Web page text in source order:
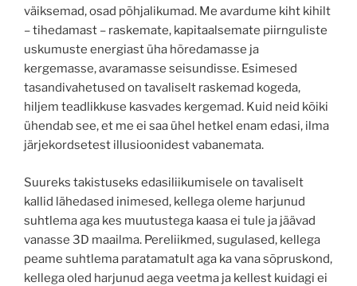
väiksemad, osad põhjalikumad. Me avardume kiht kihilt
– tihedamast – raskemate, kapitaalsemate piirnguliste
uskumuste energiast üha hõredamasse ja
kergemasse, avaramasse seisundisse. Esimesed
tasandivahetused on tavaliselt raskemad kogeda,
hiljem teadlikkuse kasvades kergemad. Kuid neid kõiki
ühendab see, et me ei saa ühel hetkel enam edasi, ilma
järjekordsetest illusioonidest vabanemata.
Suureks takistuseks edasiliikumisele on tavaliselt
kallid lähedased inimesed, kellega oleme harjunud
suhtlema aga kes muutustega kaasa ei tule ja jäävad
vanasse 3D maailma. Pereliikmed, sugulased, kellega
peame suhtlema paratamatult aga ka vana sõpruskond,
kellega oled harjunud aega veetma ja kellest kuidagi ei